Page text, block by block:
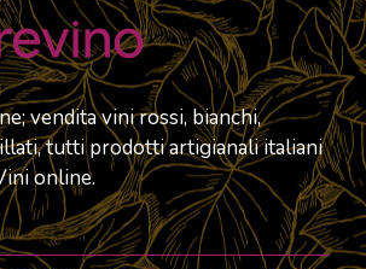
vendita vini rossi, bianchi,
tutti prodotti artigianali italiani
online.